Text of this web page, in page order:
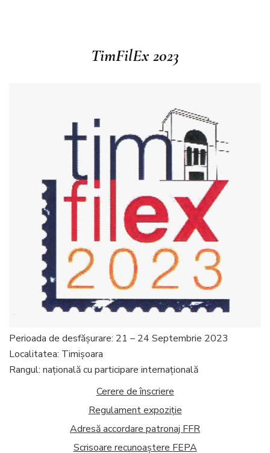
TimFilEx 2023
Perioada de desfăşurare: 21 – 24 Septembrie 2023
Localitatea: Timișoara
Rangul: naţională cu participare internaţională
Cerere de înscriere
Regulament expoziție
Adresă accordare patronaj FFR
Scrisoare recunoaștere FEPA